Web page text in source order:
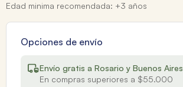
Edad minima recomendada: +3 años
Opciones de envío
Envío gratis a Rosario y Buenos Aires
En compras superiores a $55.000